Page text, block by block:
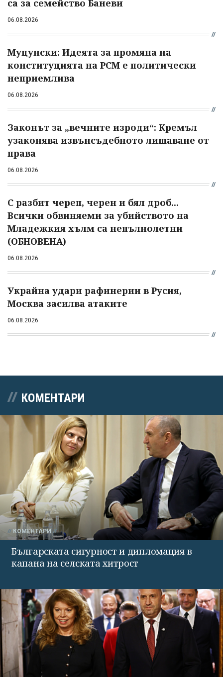
са за семейство Баневи
06.08.2026
Муцунски: Идеята за промяна на
конституцията на РСМ е политически
неприемлива
06.08.2026
Законът за „вечните изроди“: Кремъл
узаконява извънсъдебното лишаване от
права
06.08.2026
С разбит череп, черен и бял дроб...
Всички обвиняеми за убийството на
Младежкия хълм са непълнолетни
(ОБНОВЕНА)
06.08.2026
Украйна удари рафинерии в Русия,
Москва засилва атаките
06.08.2026
КОМЕНТАРИ
КОМЕНТАРИ
Българската сигурност и дипломация в
капана на селската хитрост